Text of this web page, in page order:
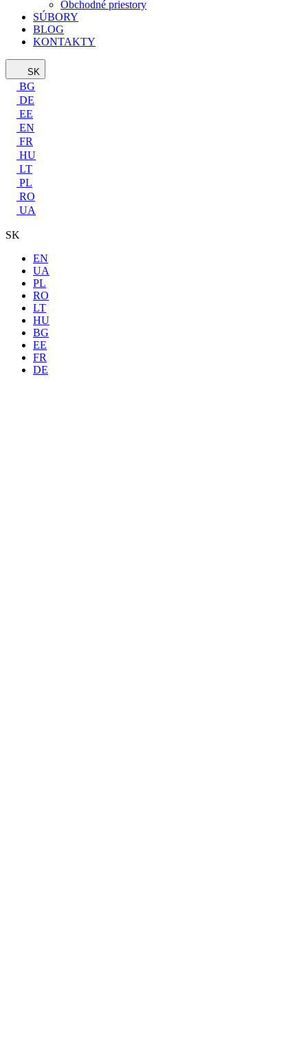
Obchodné priestory
SÚBORY
BLOG
KONTAKTY
SK
BG
DE
EE
EN
FR
HU
LT
PL
RO
UA
SK
EN
UA
PL
RO
LT
HU
BG
EE
FR
DE